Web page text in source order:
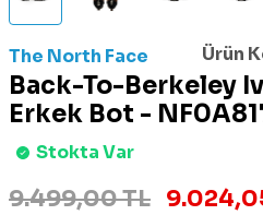
The North Face Ürün
Back-To-Berkeley
Erkek Bot -
Stokta Var
9.499,00 TL